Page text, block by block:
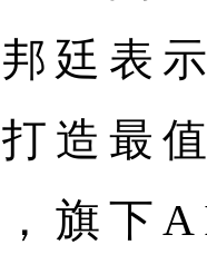
廷表
造最
旗下